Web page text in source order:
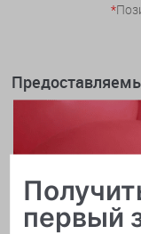
*
первый